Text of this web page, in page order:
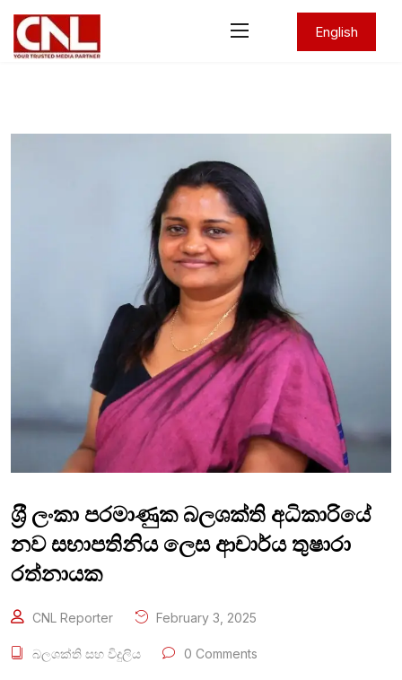
English
ශ‍්‍රී ලංකා පරමාණුක බලශක්ති අධිකාරියේ
නව සභාපතිනිය ලෙස ආචාර්ය තුෂාරා
රත්නායක
CNL Reporter February 3, 2025
බලශක්ති සහ විදුලිය 0 Comments